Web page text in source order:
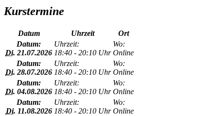
Kurstermine
Datum Uhrzeit
Ort
Datum:
Di. 21.07.2026
Uhrzeit:
18:40 - 20:10 Uhr
Wo:
Online
Datum:
Di. 28.07.2026
Uhrzeit:
18:40 - 20:10 Uhr
Wo:
Online
Datum:
Di. 04.08.2026
Uhrzeit:
18:40 - 20:10 Uhr
Wo:
Online
Datum:
Di. 11.08.2026
Uhrzeit:
18:40 - 20:10 Uhr
Wo:
Online